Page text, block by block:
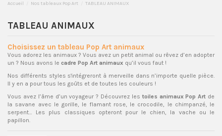
Accueil Nos tableaux Pop Art TABLEAU ANIMAUX
TABLEAU ANIMAUX
Choisissez un tableau Pop Art animaux
Vous adorez les animaux ? Vous avez un petit animal ou rêvez d’en adopter
un ? Nous avons le cadre Pop Art animaux qu’il vous faut !
Nos différents styles s'intégreront à merveille dans n’importe quelle pièce.
Il y en a pour tous les goûts et de toutes les couleurs !
Vous avez l’âme d’un voyageur ? Découvrez les toiles animaux Pop Art de
la savane avec le gorille, le flamant rose, le crocodile, le chimpanzé, le
serpent… Les plus classiques opteront pour le chien, la vache ou le
papillon.